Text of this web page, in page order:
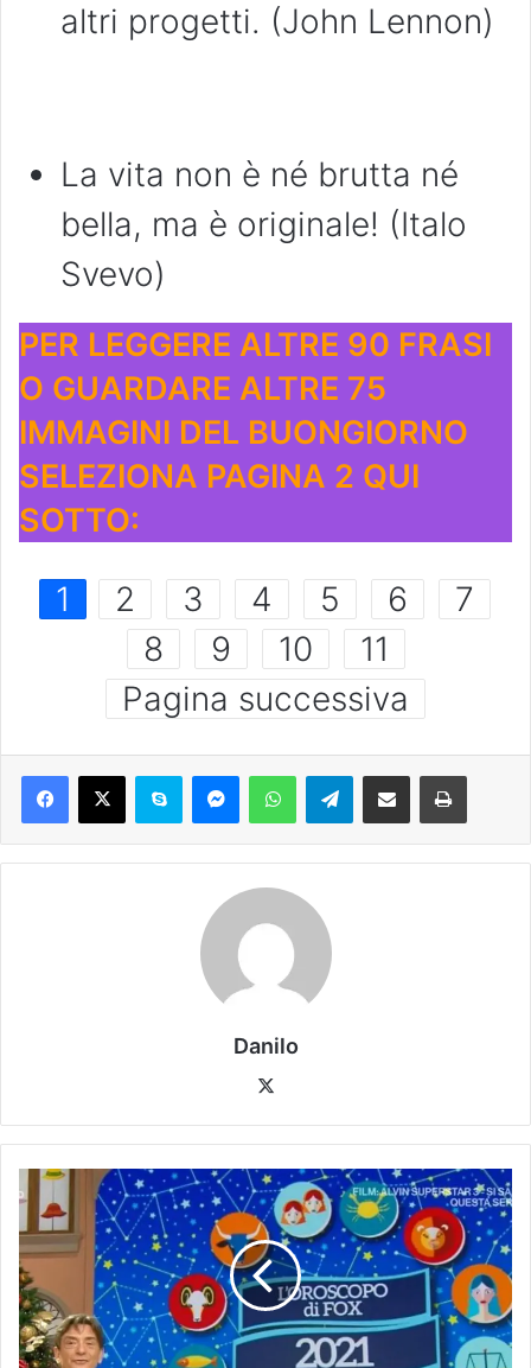
altri progetti. (John Lennon)
La vita non è né brutta né
bella, ma è originale! (Italo
Svevo)
PER LEGGERE ALTRE 90 FRASI
O GUARDARE ALTRE 75
IMMAGINI DEL BUONGIORNO
SELEZIONA PAGINA 2 QUI
SOTTO:
1 2 3 4 5 6
7
8
9 10
11
Pagina successiva
Danilo